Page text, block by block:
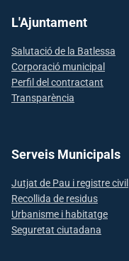
L'Ajuntament
Salutació de la Batlessa
Corporació municipal
Perfil del contractant
Transparència
Serveis Municipals
Jutjat de Pau i registre civil
Recollida de residus
Urbanisme i habitatge
Seguretat ciutadana